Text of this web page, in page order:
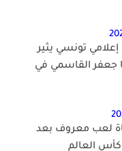
إعلامي تونسي يثير
جعفر القاسمي في
لعب معروف بعد
العالم